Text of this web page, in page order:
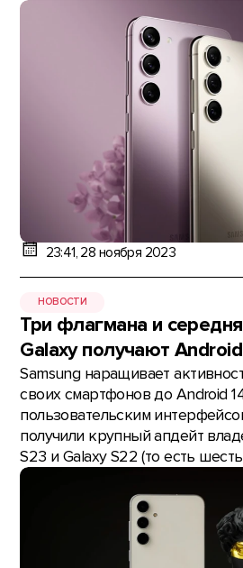
23:41, 28 ноября 2023
НОВОСТИ
Три флагмана и
Galaxy получают
Samsung наращивает
своих смартфонов до Android
пользовательским
получили крупный апдейт
S23 и Galaxy S22 (то есть шесть